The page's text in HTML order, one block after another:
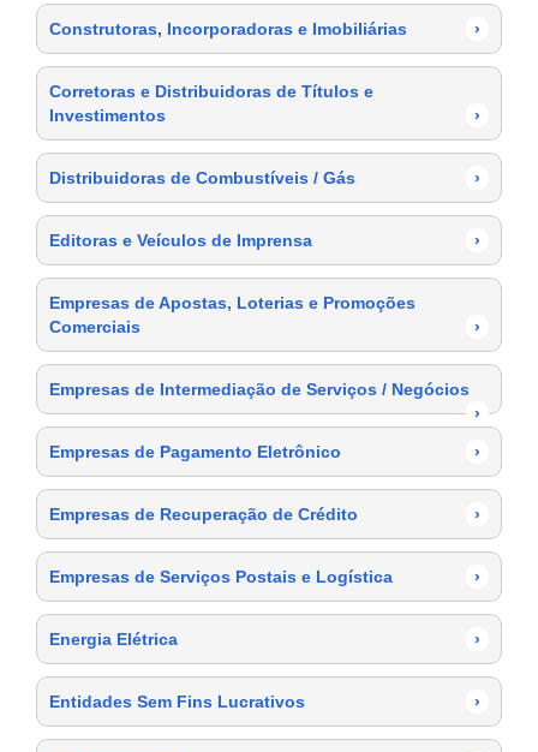
Construtoras, Incorporadoras e Imobiliárias ›
Corretoras e Distribuidoras de Títulos e
Investimentos
›
Distribuidoras de Combustíveis / Gás ›
Editoras e Veículos de Imprensa ›
Empresas de Apostas, Loterias e Promoções
Comerciais
›
Empresas de Intermediação de Serviços / Negócios
›
Empresas de Pagamento Eletrônico
›
Empresas de Recuperação de Crédito ›
Empresas de Serviços Postais e Logística ›
Energia Elétrica ›
Entidades Sem Fins Lucrativos ›